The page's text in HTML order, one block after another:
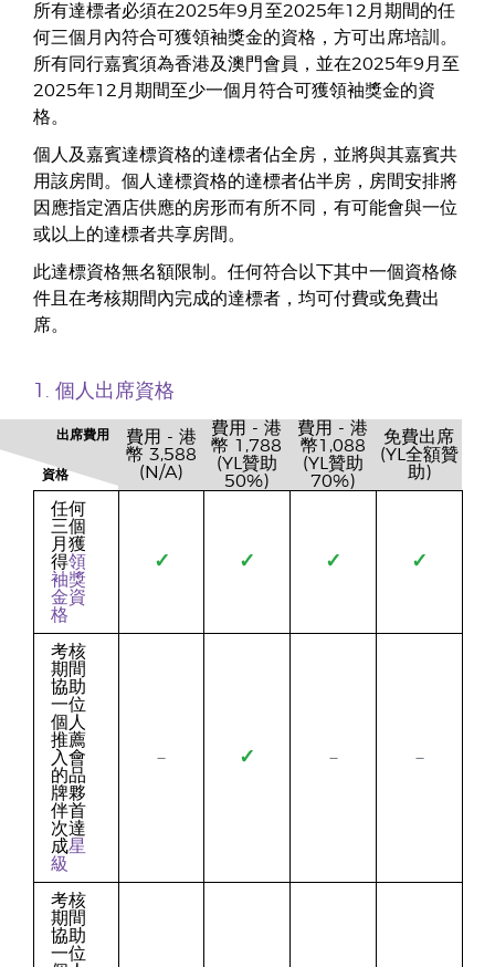
所有達標者必須在2025年9月至2025年12月期間的任
何三個月內符合可獲領袖獎金的資格，方可出席培訓。
所有同行嘉賓須為香港及澳門會員，並在2025年9月至
2025年12月期間至少一個月符合可獲領袖獎金的資
格。
個人及嘉賓達標資格的達標者佔全房，並將與其嘉賓共
用該房間。個人達標資格的達標者佔半房，房間安排將
因應指定酒店供應的房形而有所不同，有可能會與一位
或以上的達標者共享房間。
此達標資格無名額限制。任何符合以下其中一個資格條
件且在考核期間內完成的達標者，均可付費或免費出
席。
1. 個人出席資格
出席費用
資格
費用 - 港
幣 3,588
(N/A)
費用 - 港
幣 1,788
(YL贊助
50%)
費用 - 港
幣1,088
(YL贊助
70%)
免費出席
(YL全額贊
助)
任何
三個
月獲
得領
袖獎
金資
格
✓ ✓ ✓ ✓
考核
期間
協助
一位
個人
推薦
入會
的品
牌夥
伴首
次達
成星
級
－ ✓ － －
考核
期間
協助
一位